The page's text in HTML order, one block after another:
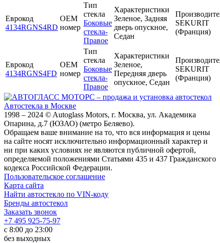
Еврокод
4134RGNS4RD
OEM
номер
Тип
стекла
Боковые
стекла-
Правое
Характеристики
Зеленое, Задняя
дверь опускное,
Седан
SEKURIT
(Франция)
Еврокод
4134RGNS4FD
OEM
номер
Тип
стекла
Боковые
стекла-
Правое
Характеристики
Зеленое,
Передняя дверь
опускное, Седан
SEKURIT
(Франция)
Автостекла в Москве
1998 – 2024 © Autoglass Motors, г. Москва, ул. Академика
Опарина, д.7 (ЮЗАО) (метро Беляево).
Обращаем ваше внимание на то, что вся информация и цены
на сайте носят исключительно информационный характер и
ни при каких условиях не являются публичной офертой,
определяемой положениями Статьями 435 и 437 Гражданского
кодекса Российской Федерации.
Пользовательское соглашение
Карта сайта
Найти автостекло по VIN-коду
Бренды автостекол
Заказать звонок
+7 495 925-75-97
с 8:00 до 23:00
без выходных